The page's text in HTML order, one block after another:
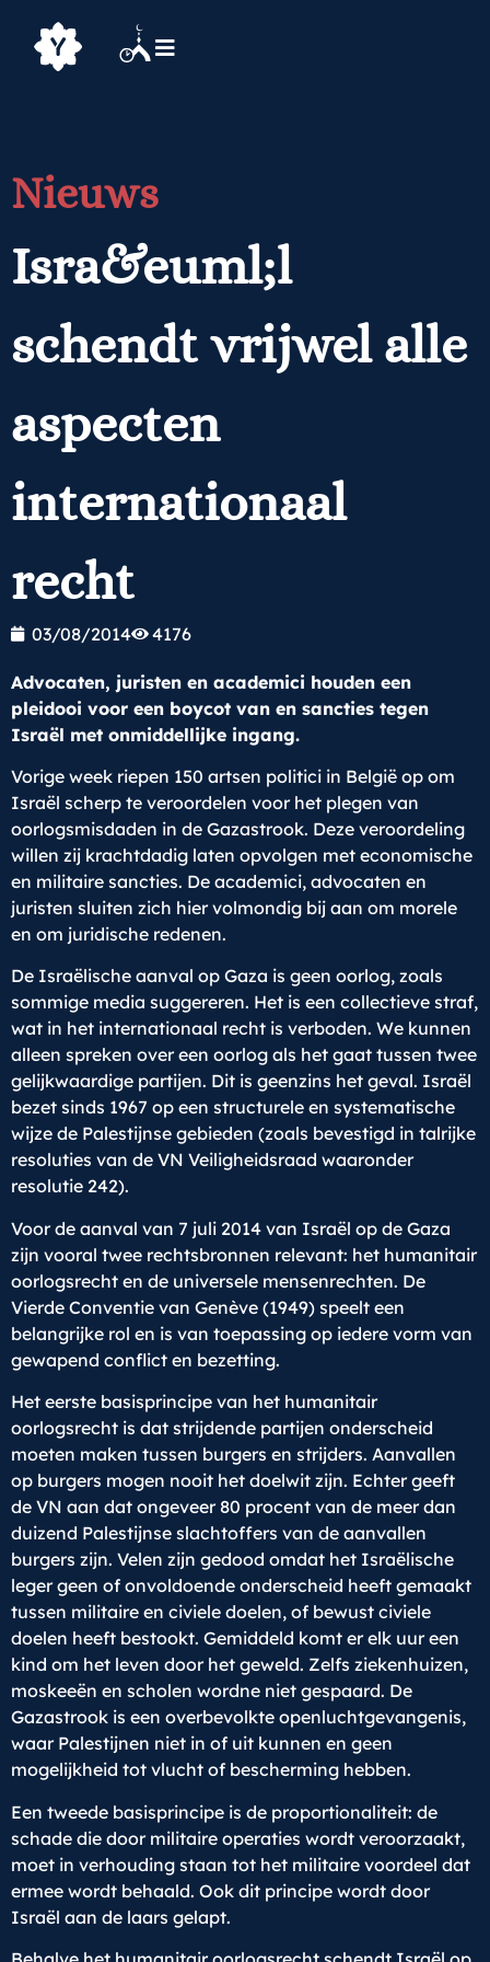
Nieuws
Isra&euml;l
schendt vrijwel alle
aspecten
internationaal
recht
03/08/2014 4176
Advocaten, juristen en academici houden een
pleidooi voor een boycot van en sancties tegen
Israël met onmiddellijke ingang.
Vorige week riepen 150 artsen politici in België op om
Israël scherp te veroordelen voor het plegen van
oorlogsmisdaden in de Gazastrook. Deze veroordeling
willen zij krachtdadig laten opvolgen met economische
en militaire sancties. De academici, advocaten en
juristen sluiten zich hier volmondig bij aan om morele
en om juridische redenen.
De Israëlische aanval op Gaza is geen oorlog, zoals
sommige media suggereren. Het is een collectieve straf,
wat in het internationaal recht is verboden. We kunnen
alleen spreken over een oorlog als het gaat tussen twee
gelijkwaardige partijen. Dit is geenzins het geval. Israël
bezet sinds 1967 op een structurele en systematische
wijze de Palestijnse gebieden (zoals bevestigd in talrijke
resoluties van de VN Veiligheidsraad waaronder
resolutie 242).
Voor de aanval van 7 juli 2014 van Israël op de Gaza
zijn vooral twee rechtsbronnen relevant: het humanitair
oorlogsrecht en de universele mensenrechten. De
Vierde Conventie van Genève (1949) speelt een
belangrijke rol en is van toepassing op iedere vorm van
gewapend conflict en bezetting.
Het eerste basisprincipe van het humanitair
oorlogsrecht is dat strijdende partijen onderscheid
moeten maken tussen burgers en strijders. Aanvallen
op burgers mogen nooit het doelwit zijn. Echter geeft
de VN aan dat ongeveer 80 procent van de meer dan
duizend Palestijnse slachtoffers van de aanvallen
burgers zijn. Velen zijn gedood omdat het Israëlische
leger geen of onvoldoende onderscheid heeft gemaakt
tussen militaire en civiele doelen, of bewust civiele
doelen heeft bestookt. Gemiddeld komt er elk uur een
kind om het leven door het geweld. Zelfs ziekenhuizen,
moskeeën en scholen wordne niet gespaard. De
Gazastrook is een overbevolkte openluchtgevangenis,
waar Palestijnen niet in of uit kunnen en geen
mogelijkheid tot vlucht of bescherming hebben.
Een tweede basisprincipe is de proportionaliteit: de
schade die door militaire operaties wordt veroorzaakt,
moet in verhouding staan tot het militaire voordeel dat
ermee wordt behaald. Ook dit principe wordt door
Israël aan de laars gelapt.